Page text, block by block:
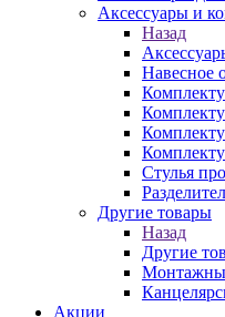
Аксессуары и
Назад
Навесное
Стулья
Другие товары
Назад
Другие
Акции